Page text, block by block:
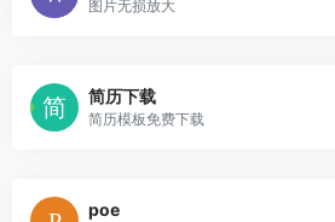
图片无损放大
简历下载
简历模板免费下载
poe